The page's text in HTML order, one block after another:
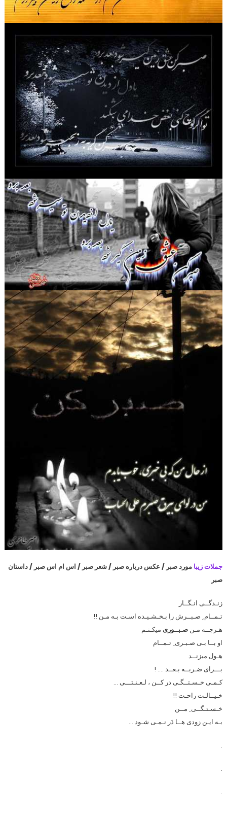
جملات زیبا مورد صبر / عکس درباره صبر / شعر صبر / اس ام اس صبر / داستان
صبر
زنـدگــی انـگــار
تـمــام ِ صـبــرش را بـخـشـیـده اسـت بـه مـن !!
هـرچــه مـن صـبــوری میکـنـم
او بــا بـی صـبـری ِ تـمــام
هـول میزنــد
بـــرای ضـربــه بـعــد …. !
کـمـی خـسـتــگـی در کــن ، لـعـنـتـــی …
خـیــالـت راحـت !!
خـسـتـگــی ِ مــن
بـه ایـن زودی هــا دَر نـمـی شـود …
.
.
.